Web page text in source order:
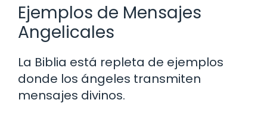
Ejemplos de Mensajes
Angelicales
La Biblia está repleta de ejemplos
donde los ángeles transmiten
mensajes divinos.